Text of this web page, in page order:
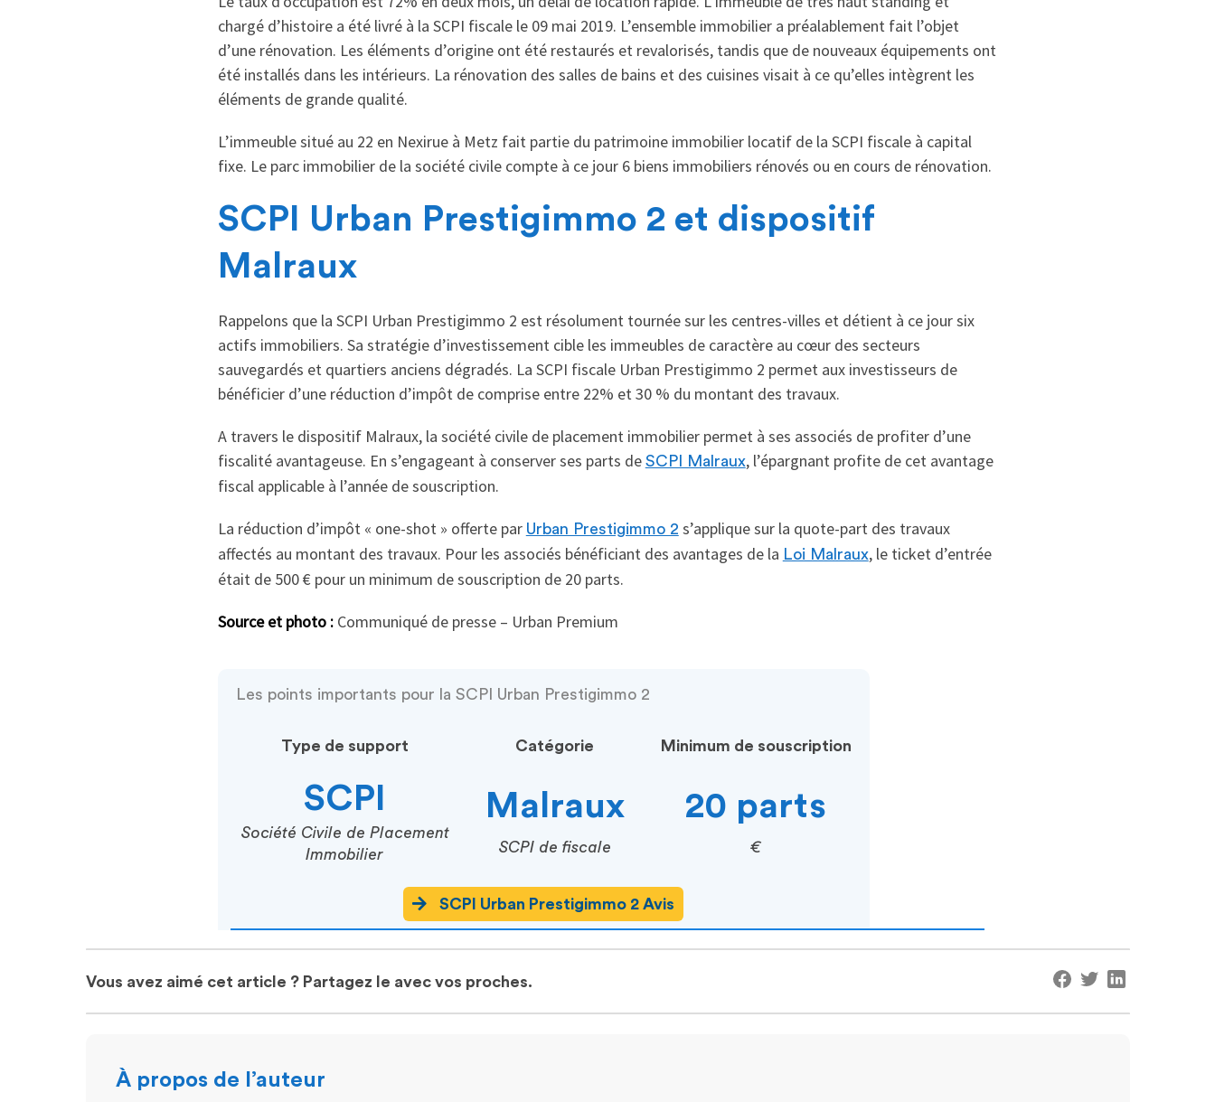
chargé d’histoire a été livré à la SCPI fiscale le 09 mai 2019. L’ensemble immobilier a préalablement fait l’objet
d’une rénovation. Les éléments d’origine ont été restaurés et revalorisés, tandis que de nouveaux équipements ont
été installés dans les intérieurs. La rénovation des salles de bains et des cuisines visait à ce qu’elles intègrent les
éléments de grande qualité.
L’immeuble situé au 22 en Nexirue à Metz fait partie du patrimoine immobilier locatif de la SCPI fiscale à capital
fixe. Le parc immobilier de la société civile compte à ce jour 6 biens immobiliers rénovés ou en cours de rénovation.
SCPI Urban Prestigimmo 2 et dispositif
Malraux
Rappelons que la SCPI Urban Prestigimmo 2 est résolument tournée sur les centres-villes et détient à ce jour six
actifs immobiliers. Sa stratégie d’investissement cible les immeubles de caractère au cœur des secteurs
sauvegardés et quartiers anciens dégradés. La SCPI fiscale Urban Prestigimmo 2 permet aux investisseurs de
bénéficier d’une réduction d’impôt de comprise entre 22% et 30 % du montant des travaux.
A travers le dispositif Malraux, la société civile de placement immobilier permet à ses associés de profiter d’une
fiscalité avantageuse. En s’engageant à conserver ses parts de SCPI Malraux, l’épargnant profite de cet avantage
fiscal applicable à l’année de souscription.
La réduction d’impôt « one-shot » offerte par Urban Prestigimmo 2 s’applique sur la quote-part des travaux
affectés au montant des travaux. Pour les associés bénéficiant des avantages de la Loi Malraux, le ticket d’entrée
était de 500 € pour un minimum de souscription de 20 parts.
Source et photo : Communiqué de presse – Urban Premium
Les points importants pour la SCPI Urban Prestigimmo 2
Type de support
SCPI
Société Civile de Placement
Immobilier
Catégorie
Malraux
SCPI de fiscale
Minimum de souscription
20 parts
€
SCPI Urban Prestigimmo 2 Avis
Vous avez aimé cet article ? Partagez le avec vos proches.
À propos de l’auteur